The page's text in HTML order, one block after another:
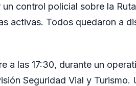
control policial sobre la
activas. Todos quedaron a
a las 17:30, durante un
Seguridad Vial y Turismo.